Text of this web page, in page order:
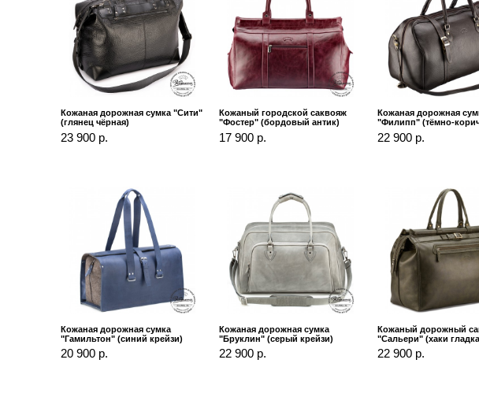
Кожаная дорожная сумка "Сити"
(глянец чёрная)
23 900 р.
Кожаный городской саквояж
"Фостер" (бордовый антик)
17 900 р.
Кожаная дорожная
"Филипп" (тёмно-
22 900 р.
Кожаная дорожная сумка
"Гамильтон" (синий крейзи)
20 900 р.
Кожаная дорожная сумка
"Бруклин" (серый крейзи)
22 900 р.
Кожаный дорожный
"Сальери" (хаки
22 900 р.